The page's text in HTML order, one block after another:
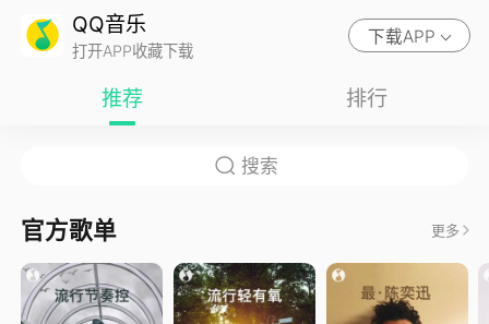
QQ音乐
打开APP收藏下载
下载APP
推荐 排行
官方歌单 更多